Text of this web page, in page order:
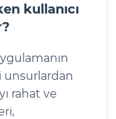
kullanıcı
unsurlardan
rahat ve